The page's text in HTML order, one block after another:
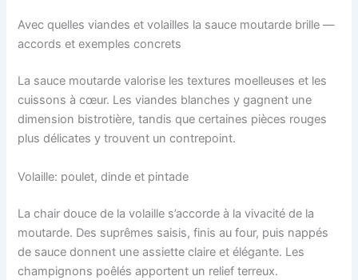
Avec quelles viandes et volailles la sauce moutarde brille —
accords et exemples concrets
La sauce moutarde valorise les textures moelleuses et les
cuissons à cœur. Les viandes blanches y gagnent une
dimension bistrotière, tandis que certaines pièces rouges
plus délicates y trouvent un contrepoint.
Volaille: poulet, dinde et pintade
La chair douce de la volaille s’accorde à la vivacité de la
moutarde. Des suprêmes saisis, finis au four, puis nappés
de sauce donnent une assiette claire et élégante. Les
champignons poêlés apportent un relief terreux.